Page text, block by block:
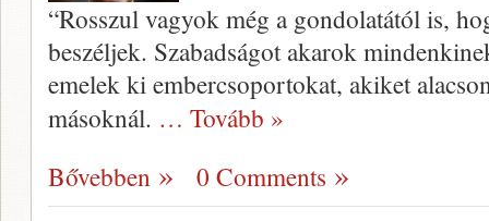
“Rosszul vagyok még a gondolatától is,
beszéljek. Szabadságot akarok
emelek ki embercsoportokat, akiket
másoknál. … Tovább »
Bővebben
0 Comments